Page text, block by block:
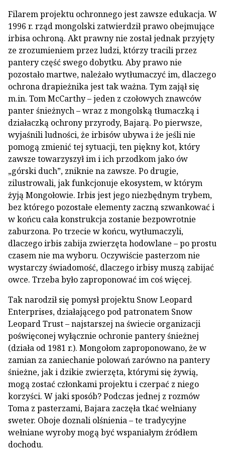
Filarem projektu ochronnego jest zawsze edukacja. W
1996 r. rząd mongolski zatwierdził prawo obejmujące
irbisa ochroną. Akt prawny nie został jednak przyjęty
ze zrozumieniem przez ludzi, którzy tracili przez
pantery część swego dobytku. Aby prawo nie
pozostało martwe, należało wytłumaczyć im, dlaczego
ochrona drapieżnika jest tak ważna. Tym zajął się
m.in. Tom McCarthy – jeden z czołowych znawców
panter śnieżnych – wraz z mongolską tłumaczką i
działaczką ochrony przyrody, Bajarą. Po pierwsze,
wyjaśnili ludności, że irbisów ubywa i że jeśli nie
pomogą zmienić tej sytuacji, ten piękny kot, który
zawsze towarzyszył im i ich przodkom jako ów
„górski duch”, zniknie na zawsze. Po drugie,
zilustrowali, jak funkcjonuje ekosystem, w którym
żyją Mongołowie. Irbis jest jego niezbędnym trybem,
bez którego pozostałe elementy zaczną szwankować i
w końcu cała konstrukcja zostanie bezpowrotnie
zaburzona. Po trzecie w końcu, wytłumaczyli,
dlaczego irbis zabija zwierzęta hodowlane – po prostu
czasem nie ma wyboru. Oczywiście pasterzom nie
wystarczy świadomość, dlaczego irbisy muszą zabijać
owce. Trzeba było zaproponować im coś więcej.
Tak narodził się pomysł projektu Snow Leopard
Enterprises, działającego pod patronatem Snow
Leopard Trust – najstarszej na świecie organizacji
poświęconej wyłącznie ochronie pantery śnieżnej
(działa od 1981 r.). Mongołom zaproponowano, że w
zamian za zaniechanie polowań zarówno na pantery
śnieżne, jak i dzikie zwierzęta, którymi się żywią,
mogą zostać członkami projektu i czerpać z niego
korzyści. W jaki sposób? Podczas jednej z rozmów
Toma z pasterzami, Bajara zaczęła tkać wełniany
sweter. Oboje doznali olśnienia – te tradycyjne
wełniane wyroby mogą być wspaniałym źródłem
dochodu.